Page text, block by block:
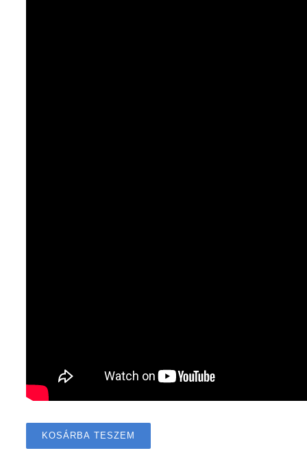
KOSÁRBA TESZEM